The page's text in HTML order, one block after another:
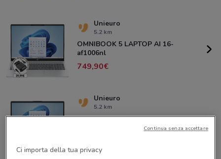
Unieuro
5.2 km
OMNIBOOK 5 LAPTOP AI 16-
af1006nl
749,90
Unieuro
5.2 km
LAPTOP AI 15-fd2025nlx
Ci importa della tua privacy
Continua senza accettare